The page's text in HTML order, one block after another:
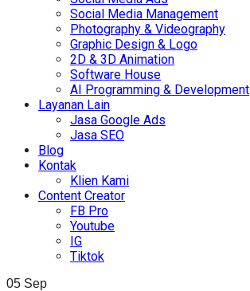
Social Media Management
Photography & Videography
Graphic Design & Logo
2D & 3D Animation
Software House
AI Programming & Development
Layanan Lain
Jasa Google Ads
Jasa SEO
Blog
Kontak
Klien Kami
Content Creator
FB Pro
Youtube
IG
Tiktok
05 Sep